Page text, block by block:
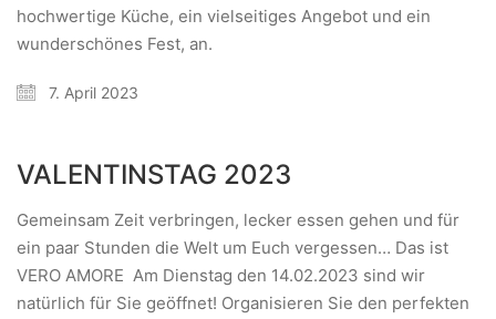
hochwertige Küche, ein vielseitiges Angebot und ein
wunderschönes Fest, an.
7. April 2023
VALENTINSTAG 2023
Gemeinsam Zeit verbringen, lecker essen gehen und für
ein paar Stunden die Welt um Euch vergessen… Das ist
VERO AMORE Am Dienstag den 14.02.2023 sind wir
natürlich für Sie geöffnet! Organisieren Sie den perfekten